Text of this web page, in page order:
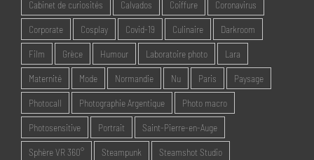
Cabinet de curiosités Calvados Coiffure Coronavirus
Corporate Cosplay Covid-19 Culinaire Darkroom
Film Grèce Humour Laboratoire photo Lara
Maternité Mode Normandie Nu Paris Paysage
Photocall Photographie Argentique Photo macro
Photosensitive Portrait Saint-Pierre-en-Auge
Sphère VR 360° Steampunk Steamshot Studio